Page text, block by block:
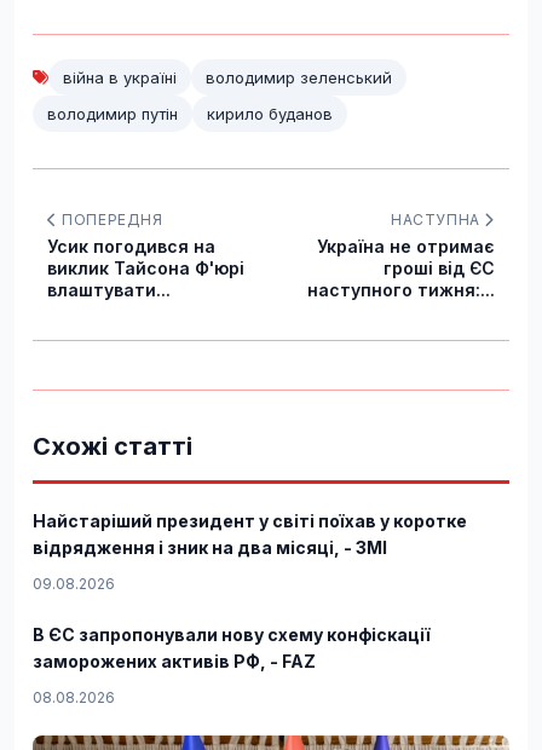
війна в україні
володимир зеленський
володимир путін
кирило буданов
ПОПЕРЕДНЯ
Усик погодився на
виклик Тайсона Ф'юрі
влаштувати...
НАСТУПНА
Україна не отримає
гроші від ЄС
наступного тижня:...
Схожі статті
Найстаріший президент у світі поїхав у коротке
відрядження і зник на два місяці, - ЗМІ
09.08.2026
В ЄС запропонували нову схему конфіскації
заморожених активів РФ, - FAZ
08.08.2026